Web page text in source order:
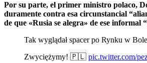
Por su parte, el primer ministro polaco,
duramente contra esa circunstancial
de que «Rusia se alegra» de ese informal
Tak wyglądał spacer po Rynku w
Zwyciężymy! 🇵🇱 pic.twitter.com/